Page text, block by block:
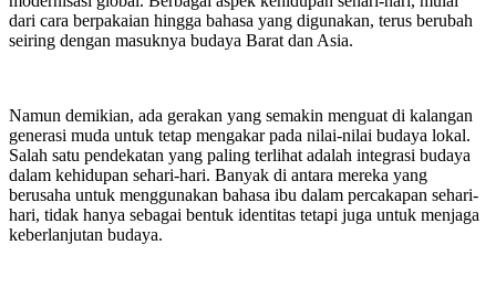
dari cara berpakaian hingga bahasa yang digunakan, terus berubah
seiring dengan masuknya budaya Barat dan Asia.
Namun demikian, ada gerakan yang semakin menguat di kalangan
generasi muda untuk tetap mengakar pada nilai-nilai budaya lokal.
Salah satu pendekatan yang paling terlihat adalah integrasi budaya
dalam kehidupan sehari-hari. Banyak di antara mereka yang
berusaha untuk menggunakan bahasa ibu dalam percakapan sehari-
hari, tidak hanya sebagai bentuk identitas tetapi juga untuk menjaga
keberlanjutan budaya.